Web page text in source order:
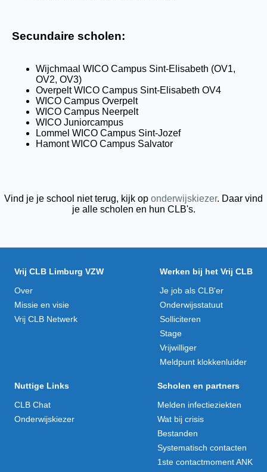
Secundaire scholen:
Wijchmaal WICO Campus Sint-Elisabeth (OV1,
OV2, OV3)
Overpelt WICO Campus Sint-Elisabeth OV4
WICO Campus Overpelt
WICO Campus Neerpelt
WICO Juniorcampus
Lommel WICO Campus Sint-Jozef
Hamont WICO Campus Salvator
Vind je je school niet terug, kijk op onderwijskiezer. Daar vind
je alle scholen en hun CLB's.
Vrij CLB Limburg VZW
Over
Missie en visie
Vrij CLB Netwerk
Werken bij het Vrij CLB
Je job als CLB'er
Onderwijsstatuut
Solliciteren
Stage
Vrijwilliger
Meldpunt klokkenluider
Nuttige Links
CLB Chat
Onderwijskiezer
Scholen en partners
Melden infectieziekten
Wat bij crisis
Bestanden
Systematisch contacten
1ste contactmoment ANK